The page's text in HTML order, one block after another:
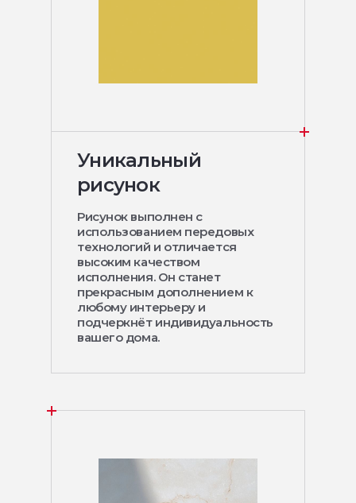
Уникальный
рисунок
Рисунок выполнен с
использованием передовых
технологий и отличается
высоким качеством
исполнения. Он станет
прекрасным дополнением к
любому интерьеру и
подчеркнёт индивидуальность
вашего дома.